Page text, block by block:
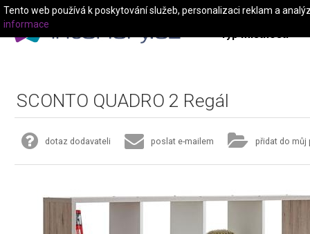
Typ místnosti
SCONTO QUADRO 2 Regál
dotaz dodavateli poslat e-mailem přidat do můj
Tento web používá k poskytování služeb, personalizaci reklam a
informace